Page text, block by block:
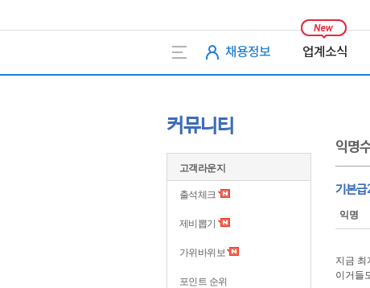
채용정보 업계소식
커뮤니티
고객라운지
출석체크
제비뽑기
가위바위보
포인트 순위
익명
기본급
익명
지금 최
이거들